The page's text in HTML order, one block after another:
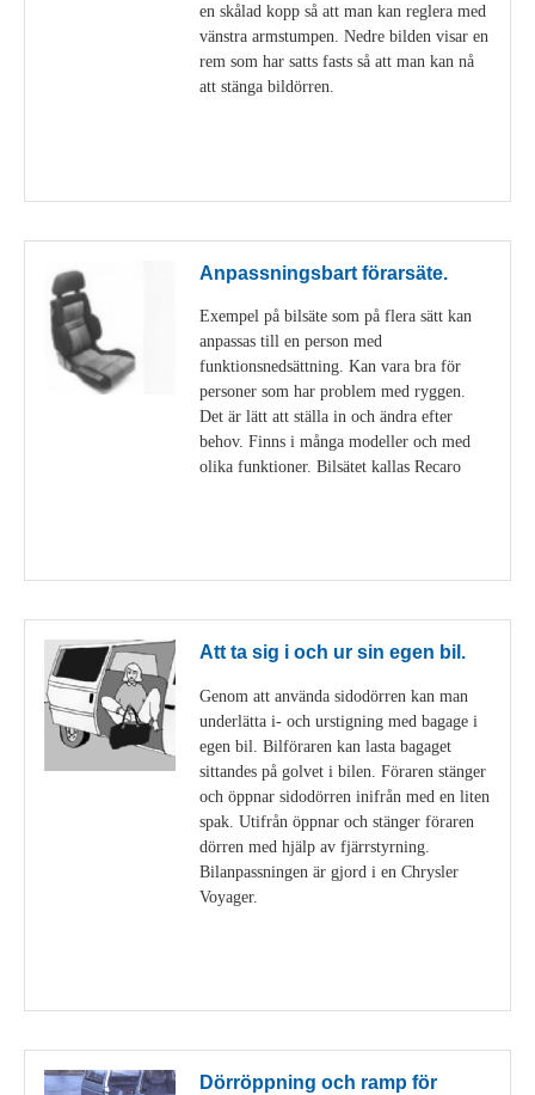
en skålad kopp så att man kan reglera med
vänstra armstumpen. Nedre bilden visar en
rem som har satts fasts så att man kan nå
att stänga bildörren.
Anpassningsbart förarsäte.
Exempel på bilsäte som på flera sätt kan
anpassas till en person med
funktionsnedsättning. Kan vara bra för
personer som har problem med ryggen.
Det är lätt att ställa in och ändra efter
behov. Finns i många modeller och med
olika funktioner. Bilsätet kallas Recaro
Att ta sig i och ur sin egen bil.
Genom att använda sidodörren kan man
underlätta i- och urstigning med bagage i
egen bil. Bilföraren kan lasta bagaget
sittandes på golvet i bilen. Föraren stänger
och öppnar sidodörren inifrån med en liten
spak. Utifrån öppnar och stänger föraren
dörren med hjälp av fjärrstyrning.
Bilanpassningen är gjord i en Chrysler
Voyager.
Dörröppning och ramp för